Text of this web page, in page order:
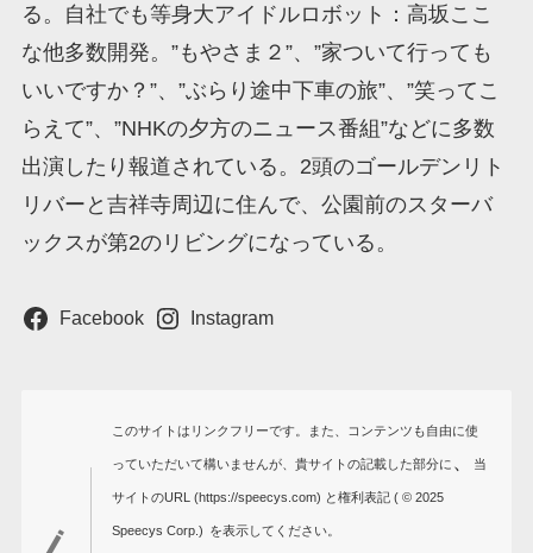
る。自社でも等身大アイドルロボット：高坂ここ
な他多数開発。”もやさま２”、”家ついて行っても
いいですか？”、”ぶらり途中下車の旅”、”笑ってこ
らえて”、”NHKの夕方のニュース番組”などに多数
出演したり報道されている。2頭のゴールデンリト
リバーと吉祥寺周辺に住んで、公園前のスターバ
ックスが第2のリビングになっている。
Facebook Instagram
このサイトはリンクフリーです。また、コンテンツも自由に使
っていただいて構いませんが、貴サイトの記載した部分に 、 当
サイトのURL (https://speecys.com) と権利表記( © 2025
Speecys Corp.) を表示してください。